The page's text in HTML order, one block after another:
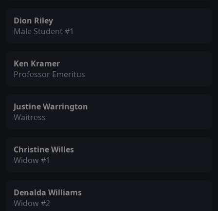
Dion Riley
Male Student #1
Ken Kramer
Professor Emeritus
Justine Warrington
Waitress
Christine Willes
Widow #1
Denalda Williams
Widow #2